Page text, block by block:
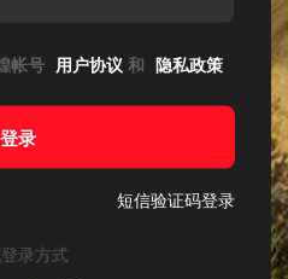
帐号 用户协议 和 隐私政策
登录
短信验证码登录
录方式